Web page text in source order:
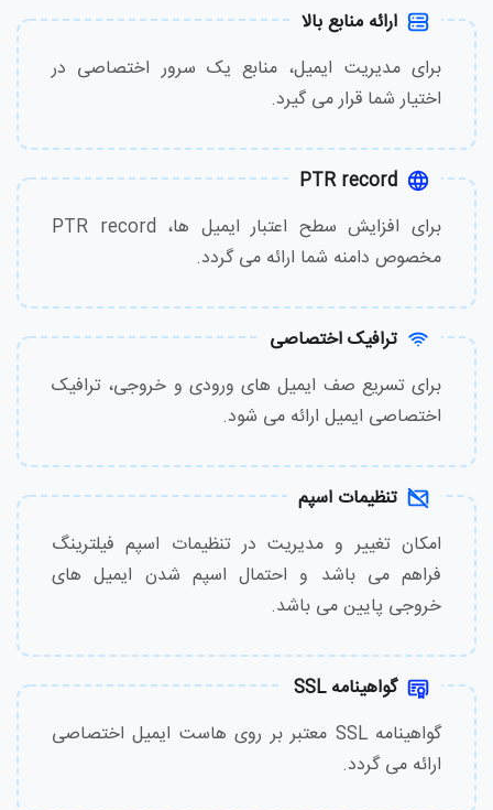
ارائه منابع بالا
برای مدیریت ایمیل، منابع یک سرور اختصاصی در
اختیار شما قرار می گیرد.
PTR record
برای افزایش سطح اعتبار ایمیل ها، PTR record
مخصوص دامنه شما ارائه می گردد.
ترافیک اختصاصی
برای تسریع صف ایمیل های ورودی و خروجی، ترافیک
اختصاصی ایمیل ارائه می شود.
تنظیمات اسپم
امکان تغییر و مدیریت در تنظیمات اسپم فیلترینگ
فراهم می باشد و احتمال اسپم شدن ایمیل های
خروجی پایین می باشد.
گواهینامه SSL
گواهینامه SSL معتبر بر روی هاست ایمیل اختصاصی
ارائه می گردد.